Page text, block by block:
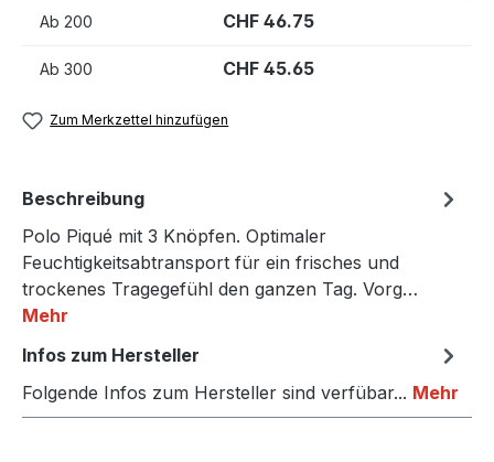
Ab 200 CHF 46.75
Ab 300 CHF 45.65
Zum Merkzettel hinzufügen
Beschreibung
Polo Piqué mit 3 Knöpfen. Optimaler
Feuchtigkeitsabtransport für ein frisches und
trockenes Tragegefühl den ganzen Tag. Vorg…
Mehr
Infos zum Hersteller
Folgende Infos zum Hersteller sind verfübar... Mehr